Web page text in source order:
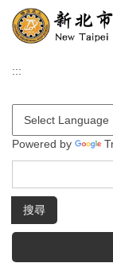
跳
到
內
:::
Powered by
搜尋